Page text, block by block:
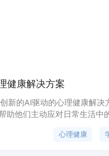
健康解决方案
新的AI驱动的心理健康解决
助他们主动应对日常生活中
，提供定制化活动和内容，
心理健康